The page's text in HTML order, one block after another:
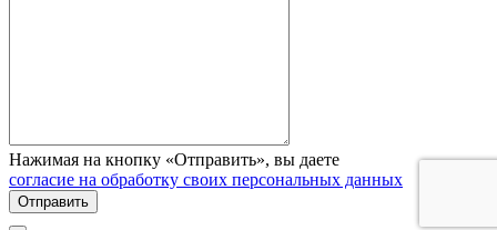
Нажимая на кнопку «Отправить», вы даете
согласие на обработку своих персональных данных
Отправить